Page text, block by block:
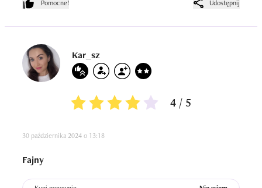
nieskończoną ilość razy.
Pomocne! Udostępnij
Kar_sz
4 / 5
30 października 2024 o 13:18
Fajny